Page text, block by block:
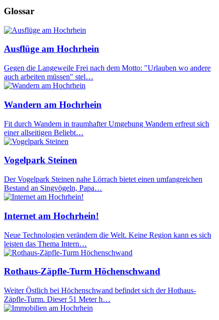
Glossar
Ausflüge am Hochrhein
Gegen die Langeweile Frei nach dem Motto: "Urlauben wo andere
auch arbeiten müssen" stel…
Wandern am Hochrhein
Fit durch Wandern in traumhafter Umgebung Wandern erfreut sich
einer allseitigen Beliebt…
Vogelpark Steinen
Der Vogelpark Steinen nahe Lörrach bietet einen umfangreichen
Bestand an Singvögeln, Papa…
Internet am Hochrhein!
Neue Technologien verändern die Welt. Keine Region kann es sich
leisten das Thema Intern…
Rothaus-Zäpfle-Turm Höchenschwand
Weiter Östlich bei Höchenschwand befindet sich der Hothaus-
Zäpfle-Turm. Dieser 51 Meter h…